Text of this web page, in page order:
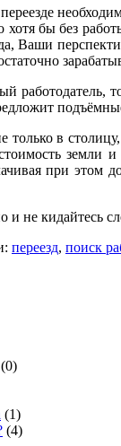
хотя бы без
Ваши
работодатель,
только в
земли
при этом
и не кидайтесь
переезд, поиск
(0)
(1)
(4)